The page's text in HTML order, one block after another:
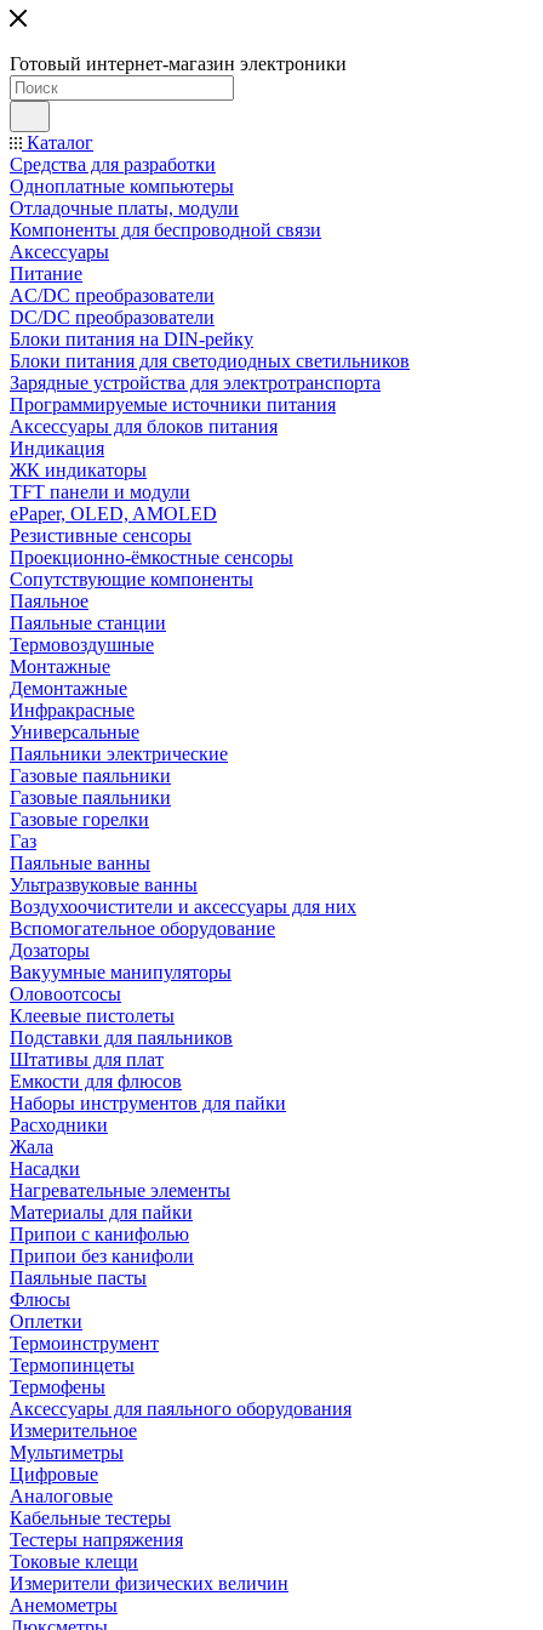
Готовый интернет-магазин электроники
Каталог
Средства для разработки
Одноплатные компьютеры
Отладочные платы, модули
Компоненты для беспроводной связи
Аксессуары
Питание
AC/DC преобразователи
DC/DC преобразователи
Блоки питания на DIN-рейку
Блоки питания для светодиодных светильников
Зарядные устройства для электротранспорта
Программируемые источники питания
Аксессуары для блоков питания
Индикация
ЖК индикаторы
TFT панели и модули
ePaper, OLED, AMOLED
Резистивные сенсоры
Проекционно-ёмкостные сенсоры
Сопутствующие компоненты
Паяльное
Паяльные станции
Термовоздушные
Монтажные
Демонтажные
Инфракрасные
Универсальные
Паяльники электрические
Газовые паяльники
Газовые паяльники
Газовые горелки
Газ
Паяльные ванны
Ультразвуковые ванны
Воздухоочистители и аксессуары для них
Вспомогательное оборудование
Дозаторы
Вакуумные манипуляторы
Оловоотсосы
Клеевые пистолеты
Подставки для паяльников
Штативы для плат
Емкости для флюсов
Наборы инструментов для пайки
Расходники
Жала
Насадки
Нагревательные элементы
Материалы для пайки
Припои с канифолью
Припои без канифоли
Паяльные пасты
Флюсы
Оплетки
Термоинструмент
Термопинцеты
Термофены
Аксессуары для паяльного оборудования
Измерительное
Мультиметры
Цифровые
Аналоговые
Кабельные тестеры
Тестеры напряжения
Токовые клещи
Измерители физических величин
Анемометры